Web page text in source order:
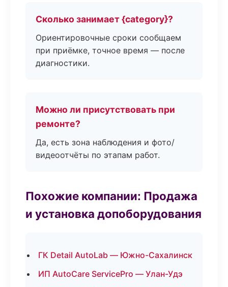
Сколько занимает {category}?
Ориентировочные сроки сообщаем
при приёмке, точное время — после
диагностики.
Можно ли присутствовать при
ремонте?
Да, есть зона наблюдения и фото/
видеоотчёты по этапам работ.
Похожие компании: Продажа
и установка допоборудования
ГК Detail AutoLab — Южно-Сахалинск
ИП AutoCare ServicePro — Улан-Удэ